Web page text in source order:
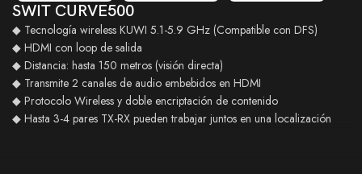
SWIT CURVE500
◆ Tecnología wireless KUWI 5.1-5.9 GHz (Compatible con DFS)
◆ HDMI con loop de salida
◆ Distancia: hasta 150 metros (visión directa)
◆ Transmite 2 canales de audio embebidos en HDMI
◆ Protocolo Wireless y doble encriptación de contenido
◆ Hasta 3-4 pares TX-RX pueden trabajar juntos en una localización